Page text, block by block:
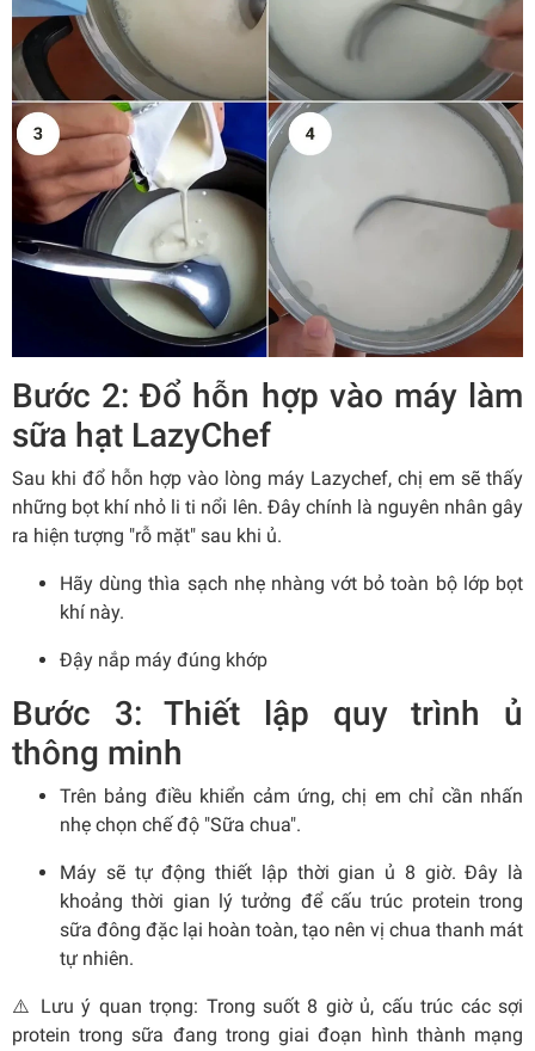
Bước 2: Đổ hỗn hợp vào máy làm
sữa hạt LazyChef
Sau khi đổ hỗn hợp vào lòng máy Lazychef, chị em sẽ thấy
những bọt khí nhỏ li ti nổi lên. Đây chính là nguyên nhân gây
ra hiện tượng "rỗ mặt" sau khi ủ.
Hãy dùng thìa sạch nhẹ nhàng vớt bỏ toàn bộ lớp bọt
khí này.
Đậy nắp máy đúng khớp
Bước 3: Thiết lập quy trình ủ
thông minh
Trên bảng điều khiển cảm ứng, chị em chỉ cần nhấn
nhẹ chọn chế độ "Sữa chua".
Máy sẽ tự động thiết lập thời gian ủ 8 giờ. Đây là
khoảng thời gian lý tưởng để cấu trúc protein trong
sữa đông đặc lại hoàn toàn, tạo nên vị chua thanh mát
tự nhiên.
⚠️ Lưu ý quan trọng: Trong suốt 8 giờ ủ, cấu trúc các sợi
protein trong sữa đang trong giai đoạn hình thành mạng